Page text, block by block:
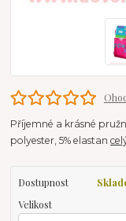
Příjemné a krásné
polyester, 5% elastan
Dostupnost
Velikost